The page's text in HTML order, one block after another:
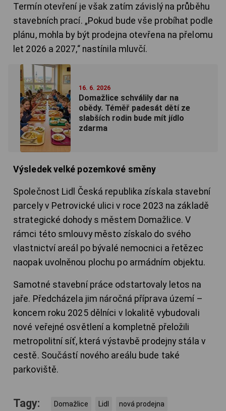
Termín otevření je však zatím závislý na průběhu
stavebních prací. „Pokud bude vše probíhat podle
plánu, mohla by být prodejna otevřena na přelomu
let 2026 a 2027,“ nastínila mluvčí.
16. 6. 2026
Domažlice schválily dar na
obědy. Téměř padesát dětí ze
slabších rodin bude mít jídlo
zdarma
Výsledek velké pozemkové směny
Společnost Lidl Česká republika získala stavební
parcely v Petrovické ulici v roce 2023 na základě
strategické dohody s městem Domažlice. V
rámci této smlouvy město získalo do svého
vlastnictví areál po bývalé nemocnici a řetězec
naopak uvolněnou plochu po armádním objektu.
Samotné stavební práce odstartovaly letos na
jaře. Předcházela jim náročná příprava území –
koncem roku 2025 dělníci v lokalitě vybudovali
nové veřejné osvětlení a kompletně přeložili
metropolitní síť, která výstavbě prodejny stála v
cestě. Součástí nového areálu bude také
parkoviště.
Tagy: Domažlice Lidl nová prodejna